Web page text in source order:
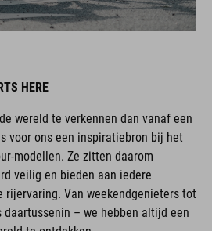
HERE
wereld te verkennen dan vanaf een
voor ons een inspiratiebron bij het
modellen. Ze zitten daarom
veilig en bieden aan iedere
rijervaring. Van weekendgenieters tot
– we hebben altijd een